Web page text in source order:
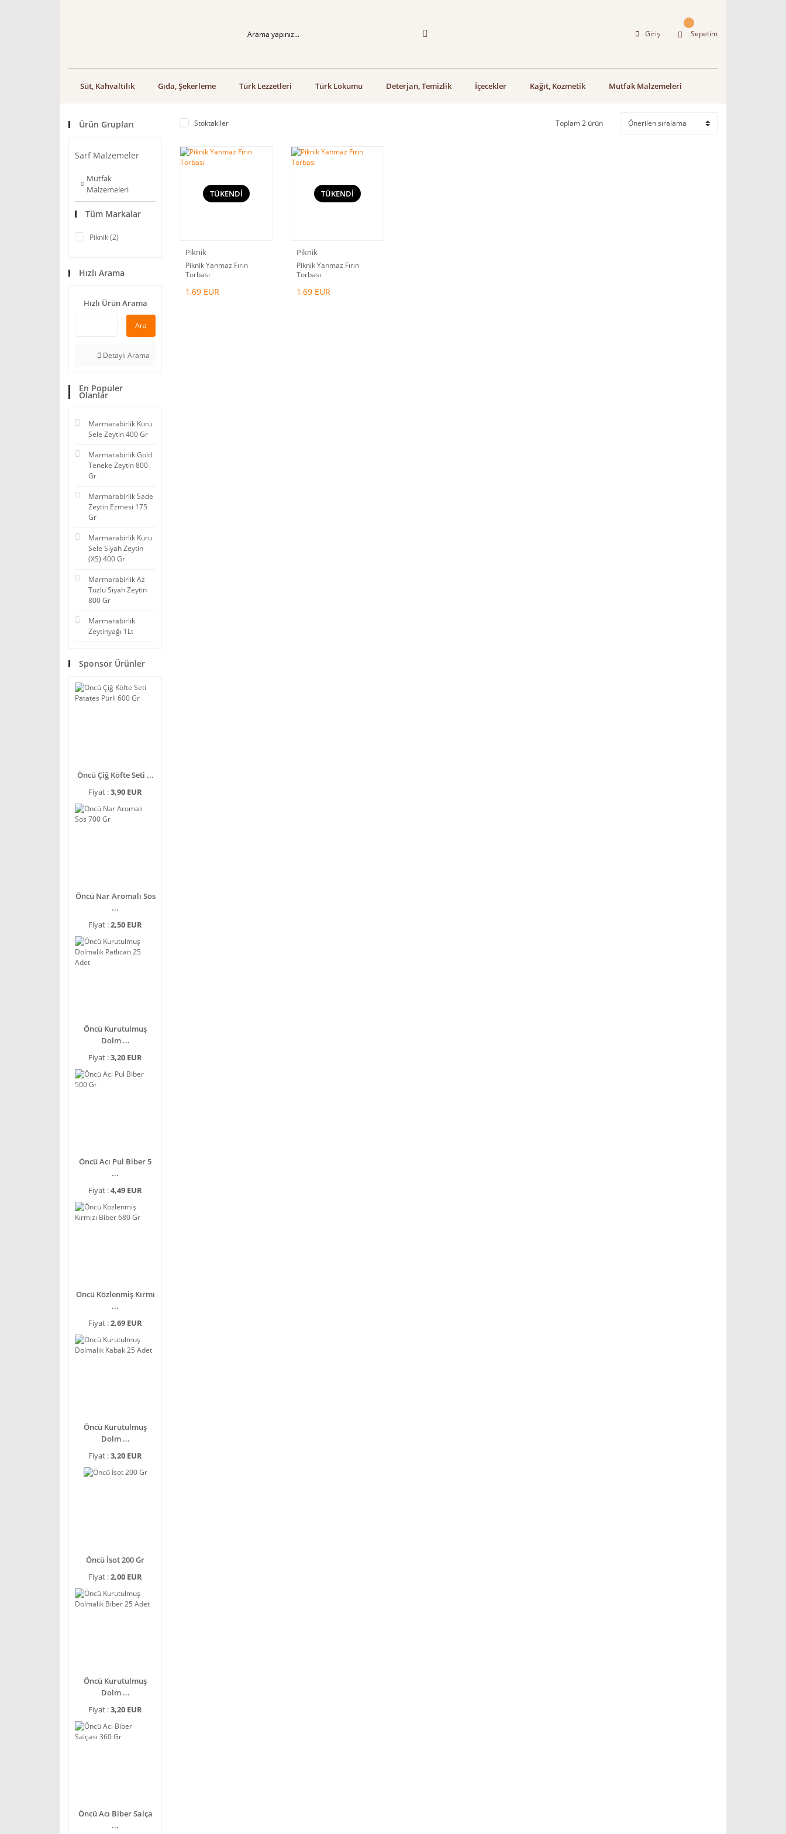
Giriş Sepetim
Süt, Kahvaltılık Gıda, Şekerleme Türk Lezzetleri Türk Lokumu Deterjan, Temizlik İçecekler Kağıt, Kozmetik Mutfak Malzemeleri
Ürün Grupları
Sarf Malzemeler
Mutfak
Malzemeleri
Tüm Markalar
Piknik (2)
Hızlı Arama
Hızlı Ürün Arama
Ara
Detaylı Arama
En Populer
Olanlar
Marmarabirlik Kuru
Sele Zeytin 400 Gr
Marmarabirlik Gold
Teneke Zeytin 800
Gr
Marmarabirlik Sade
Zeytin Ezmesi 175
Gr
Marmarabirlik Kuru
Sele Siyah Zeytin
(XS) 400 Gr
Marmarabirlik Az
Tuzlu Siyah Zeytin
800 Gr
Marmarabirlik
Zeytinyağı 1Lt
Sponsor Ürünler
Öncü Çiğ Köfte Seti ...
Fiyat :3,90 EUR
Öncü Nar Aromalı Sos
...
Fiyat :2,50 EUR
Öncü Kurutulmuş
Dolm ...
Fiyat :3,20 EUR
Öncü Acı Pul Biber 5
...
Fiyat :4,49 EUR
Öncü Közlenmiş Kırmı
...
Fiyat :2,69 EUR
Öncü Kurutulmuş
Dolm ...
Fiyat :3,20 EUR
Öncü İsot 200 Gr
Fiyat :2,00 EUR
Öncü Kurutulmuş
Dolm ...
Fiyat :3,20 EUR
Öncü Acı Biber Salça
...
Stoktakiler Toplam 2 ürün
TÜKENDİ
Piknik
Piknik Yanmaz Fırın
Torbası
1,69 EUR
TÜKENDİ
Piknik
Piknik Yanmaz Fırın
Torbası
1,69 EUR